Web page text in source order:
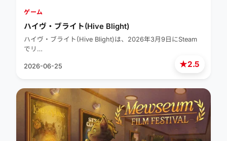
★2.5
ゲーム
ハイヴ・ブライト(Hive Blight)
ハイヴ・ブライト(Hive Blight)は、2026年3月9日にSteam
でリ…
2026-06-25